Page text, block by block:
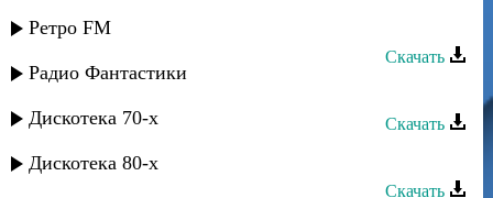
Ретро FM
Радио Фантастики
Дискотека 70-х
Дискотека 80-х
Гапцах группа - Ирена
Скачать
Гапцах группа - Ирена
Скачать
Гапцах группа - Буба
Скачать